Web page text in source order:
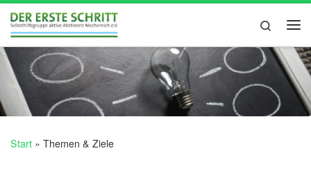
Zum Inhalt springen
Search
Start » Themen & Ziele